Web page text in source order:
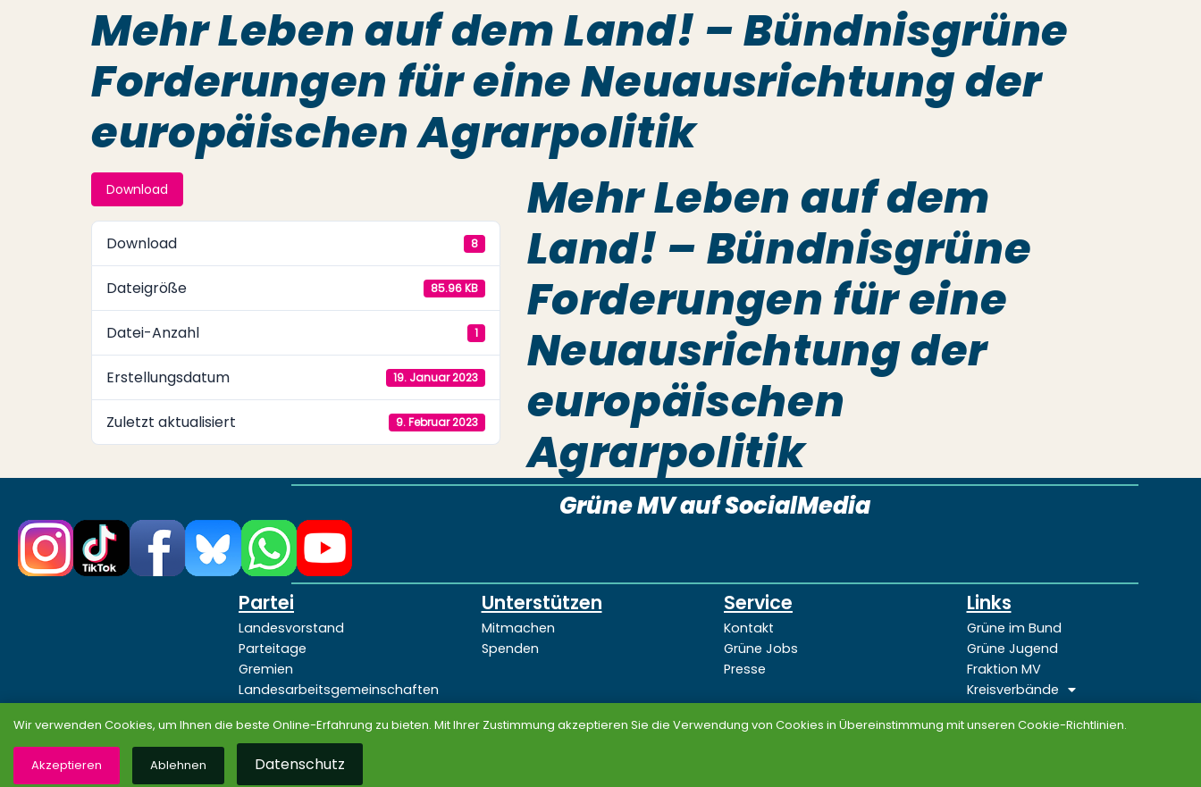
Mehr Leben auf dem Land! – Bündnisgrüne
Forderungen für eine Neuausrichtung der
europäischen Agrarpolitik
Download
Download 8
Dateigröße 85.96 KB
Datei-Anzahl 1
Erstellungsdatum 19. Januar 2023
Zuletzt aktualisiert 9. Februar 2023
Mehr Leben auf dem
Land! – Bündnisgrüne
Forderungen für eine
Neuausrichtung der
europäischen
Agrarpolitik
Grüne MV auf SocialMedia
Partei
Landesvorstand
Parteitage
Gremien
Landesarbeitsgemeinschaften
Beschlüsse
Unterstützen
Mitmachen
Spenden
Service
Kontakt
Grüne Jobs
Presse
Links
Grüne im Bund
Grüne Jugend
Fraktion MV
Kreisverbände
Grünes Forum Selbstverwaltung
Wir verwenden Cookies, um Ihnen die beste Online-Erfahrung zu bieten. Mit Ihrer Zustimmung akzeptieren Sie die Verwendung von Cookies in Übereinstimmung mit unseren Cookie-Richtlinien.
Akzeptieren Ablehnen Datenschutz